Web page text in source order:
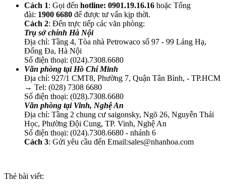
Cách 1: Gọi đến hotline: 0901.19.16.16 hoặc Tổng
đài: 1900 6680 để được tư vấn kịp thời.
Cách 2: Đến trực tiếp các văn phòng:
Trụ sở chính Hà Nội
Địa chỉ: Tầng 4, Tòa nhà Petrowaco số 97 - 99 Láng Hạ,
Đống Đa, Hà Nội
Số điện thoại: (024).7308.6680
Văn phòng tại Hồ Chí Minh
Địa chỉ: 927/1 CMT8, Phường 7, Quận Tân Bình, - TP.HCM
→ Tel: (028) 7308 6680
Số điện thoại: (028).7308.6680
Văn phòng tại Vinh, Nghệ An
Địa chỉ: Tầng 2 chung cư saigonsky, Ngõ 26, Nguyễn Thái
Học, Phường Đội Cung, TP. Vinh, Nghệ An
Số điện thoại: (024).7308.6680 - nhánh 6
Cách 3: Gửi yêu cầu đến Email:sales@nhanhoa.com
Thẻ bài viết: